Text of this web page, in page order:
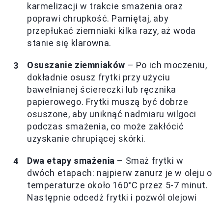
karmelizacji w trakcie smażenia oraz
poprawi chrupkość. Pamiętaj, aby
przepłukać ziemniaki kilka razy, aż woda
stanie się klarowna.
Osuszanie ziemniaków – Po ich moczeniu,
dokładnie osusz frytki przy użyciu
bawełnianej ściereczki lub ręcznika
papierowego. Frytki muszą być dobrze
osuszone, aby uniknąć nadmiaru wilgoci
podczas smażenia, co może zakłócić
uzyskanie chrupiącej skórki.
Dwa etapy smażenia – Smaż frytki w
dwóch etapach: najpierw zanurz je w oleju o
temperaturze około 160°C przez 5-7 minut.
Następnie odcedź frytki i pozwól olejowi